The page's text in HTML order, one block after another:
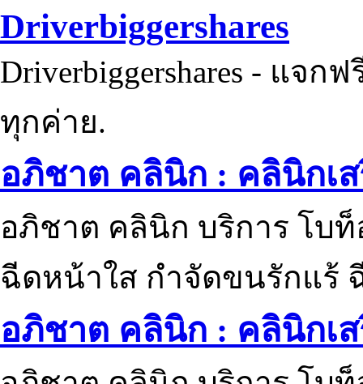
Driverbiggershares
Driverbiggershares - แจก
ทุกค่าย.
อภิชาต คลินิก : คลินิกเ
อภิชาต คลินิก บริการ โบ
ฉีดหน้าใส กำจัดขนรักแร้
อภิชาต คลินิก : คลินิกเ